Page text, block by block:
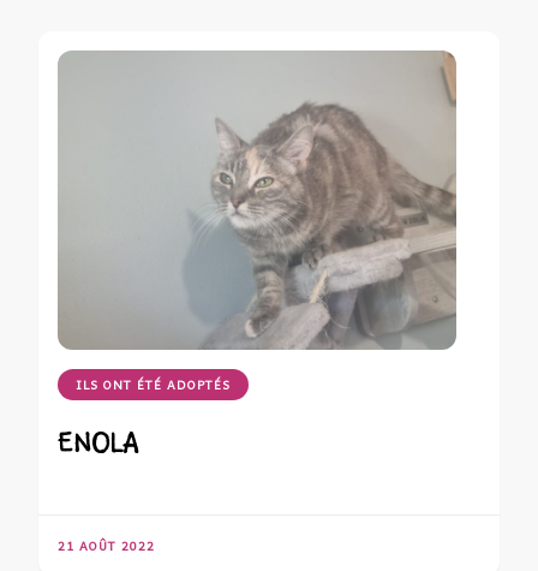
ILS ONT ÉTÉ ADOPTÉS
ENOLA
21 AOÛT 2022